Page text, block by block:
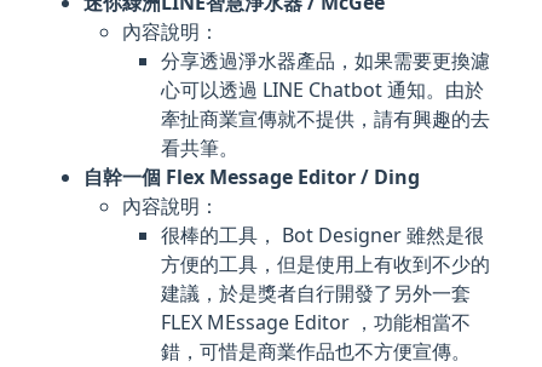
內容說明：
分享透過淨水器產品，如果需要更換濾
心可以透過 LINE Chatbot 通知。由於
牽扯商業宣傳就不提供，請有興趣的去
看共筆。
自幹一個 Flex Message Editor / Ding
內容說明：
很棒的工具， Bot Designer 雖然是很
方便的工具，但是使用上有收到不少的
建議，於是獎者自行開發了另外一套
FLEX MEssage Editor ，功能相當不
錯，可惜是商業作品也不方便宣傳。